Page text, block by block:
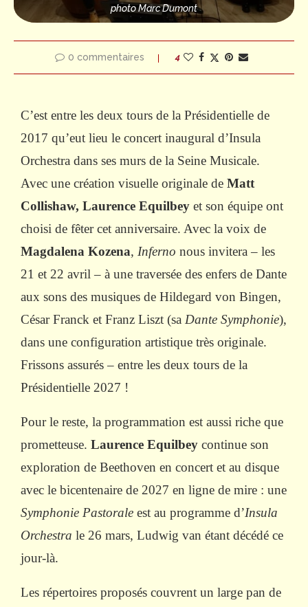
photo Marc Dumont
0 commentaires 4
C’est entre les deux tours de la Présidentielle de
2017 qu’eut lieu le concert inaugural d’Insula
Orchestra dans ses murs de la Seine Musicale.
Avec une création visuelle originale de Matt
Collishaw, Laurence Equilbey et son équipe ont
choisi de fêter cet anniversaire. Avec la voix de
Magdalena Kozena, Inferno nous invitera – les
21 et 22 avril – à une traversée des enfers de Dante
aux sons des musiques de Hildegard von Bingen,
César Franck et Franz Liszt (sa Dante Symphonie),
dans une configuration artistique très originale.
Frissons assurés – entre les deux tours de la
Présidentielle 2027 !
Pour le reste, la programmation est aussi riche que
prometteuse. Laurence Equilbey continue son
exploration de Beethoven en concert et au disque
avec le bicentenaire de 2027 en ligne de mire : une
Symphonie Pastorale est au programme d’Insula
Orchestra le 26 mars, Ludwig van étant décédé ce
jour-là.
Les répertoires proposés couvrent un large pan de